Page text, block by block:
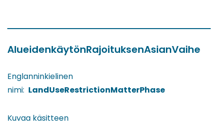
AlueidenkäytönRajoituksenAsianVaihe
Englanninkielinen
nimi: LandUseRestrictionMatterPhase
Kuvaa käsitteen